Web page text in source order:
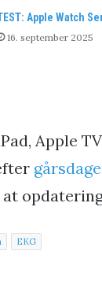
Apple Watch
16. september 2025
Apple
EKG